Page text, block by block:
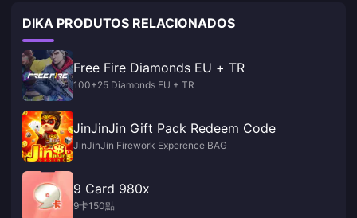
DIKA PRODUTOS RELACIONADOS
Free Fire Diamonds EU + TR
100+25 Diamonds EU + TR
JinJinJin Gift Pack Redeem Code
JinJinJin Firework Experence BAG
9 Card 980x
9卡150點